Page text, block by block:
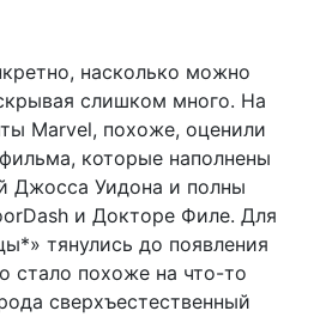
насколько можно
слишком много. На
Marvel, похоже, оценили
которые наполнены
Джосса Уидона и полны
и Докторе Филе. Для
тянулись до появления
стало похоже на что-то
сверхъестественный